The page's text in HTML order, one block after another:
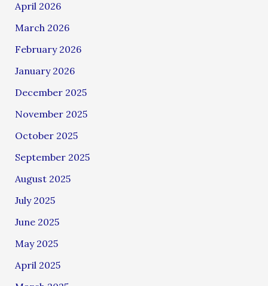
April 2026
March 2026
February 2026
January 2026
December 2025
November 2025
October 2025
September 2025
August 2025
July 2025
June 2025
May 2025
April 2025